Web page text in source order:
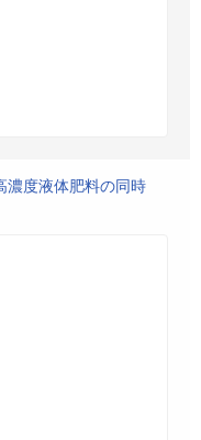
濃度液体肥料の同時